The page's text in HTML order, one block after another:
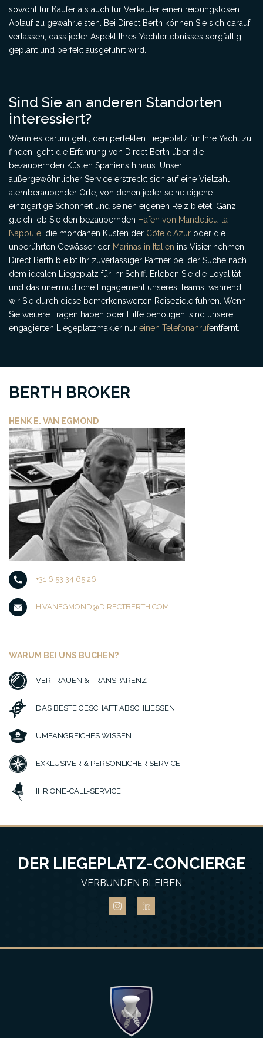
sowohl für Käufer als auch für Verkäufer einen reibungslosen
Ablauf zu gewährleisten. Bei Direct Berth können Sie sich darauf
verlassen, dass jeder Aspekt Ihres Yachterlebnisses sorgfältig
geplant und perfekt ausgeführt wird.
Sind Sie an anderen Standorten
interessiert?
Wenn es darum geht, den perfekten Liegeplatz für Ihre Yacht zu
finden, geht die Erfahrung von Direct Berth über die
bezaubernden Küsten Spaniens hinaus. Unser
außergewöhnlicher Service erstreckt sich auf eine Vielzahl
atemberaubender Orte, von denen jeder seine eigene
einzigartige Schönheit und seinen eigenen Reiz bietet. Ganz
gleich, ob Sie den bezaubernden Hafen von Mandelieu-la-
Napoule , die mondänen Küsten der Côte d’Azur oder die
unberührten Gewässer der Marinas in Italien ins Visier nehmen,
Direct Berth bleibt Ihr zuverlässiger Partner bei der Suche nach
dem idealen Liegeplatz für Ihr Schiff. Erleben Sie die Loyalität
und das unermüdliche Engagement unseres Teams, während
wir Sie durch diese bemerkenswerten Reiseziele führen. Wenn
Sie weitere Fragen haben oder Hilfe benötigen, sind unsere
engagierten Liegeplatzmakler nur einen Telefonanrufentfernt.
BERTH BROKER
HENK E. VAN EGMOND
+31 6 53 34 65 26
H.VANEGMOND@DIRECTBERTH.COM
WARUM BEI UNS BUCHEN?
VERTRAUEN & TRANSPARENZ
DAS BESTE GESCHÄFT ABSCHLIESSEN
UMFANGREICHES WISSEN
EXKLUSIVER & PERSÖNLICHER SERVICE
IHR ONE-CALL-SERVICE
DER LIEGEPLATZ-CONCIERGE
VERBUNDEN BLEIBEN